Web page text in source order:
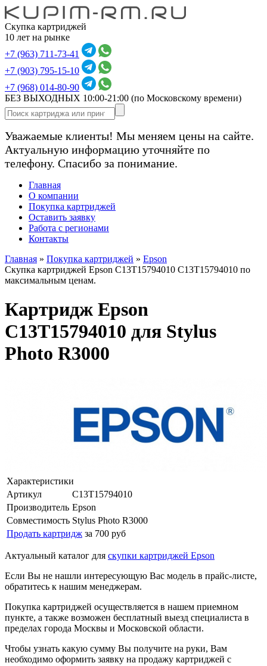
Скупка картриджей
10 лет на рынке
+7 (963) 711-73-41
+7 (903) 795-15-10
+7 (968) 014-80-90
БЕЗ ВЫХОДНЫХ 10:00-21:00 (по Московскому времени)
Уважаемые клиенты! Мы меняем цены на сайте.
Актуальную информацию уточняйте по
телефону. Спасибо за понимание.
Главная
О компании
Покупка картриджей
Оставить заявку
Работа с регионами
Контакты
Главная » Покупка картриджей » Epson
Скупка картриджей Epson C13T15794010 C13T15794010 по
максимальным ценам.
Картридж Epson
C13T15794010 для Stylus
Photo R3000
Характеристики
Артикул
C13T15794010
Производитель Epson
Совместимость Stylus Photo R3000
Продать картридж за 700 руб
Актуальный каталог для скупки картриджей Epson
Если Вы не нашли интересующую Вас модель в прайс-листе,
обратитесь к нашим менеджерам.
Покупка картриджей осуществляется в нашем приемном
пункте, а также возможен бесплатный выезд специалиста в
пределах города Москвы и Московской области.
Чтобы узнать какую сумму Вы получите на руки, Вам
необходимо оформить заявку на продажу картриджей с